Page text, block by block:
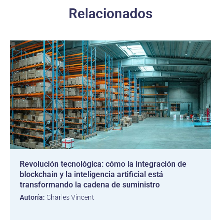
Relacionados
Revolución tecnológica: cómo la integración de
blockchain y la inteligencia artificial está
transformando la cadena de suministro
Autoría: Charles Vincent